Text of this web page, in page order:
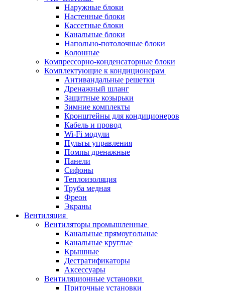
Наружные блоки
Настенные блоки
Кассетные блоки
Канальные блоки
Напольно-потолочные блоки
Колонные
Компрессорно-конденсаторные блоки
Комплектующие к кондиционерам
Антивандальные решетки
Дренажный шланг
Защитные козырьки
Зимние комплекты
Кронштейны для кондиционеров
Кабель и провод
Wi-Fi модули
Пульты управления
Помпы дренажные
Панели
Сифоны
Теплоизоляция
Труба медная
Фреон
Экраны
Вентиляция
Вентиляторы промышленные
Канальные прямоугольные
Канальные круглые
Крышные
Дестратификаторы
Аксессуары
Вентиляционные установки
Приточные установки